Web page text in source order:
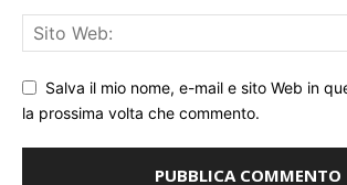
Salva il mio nome, e-mail e sito Web in
la prossima volta che commento.